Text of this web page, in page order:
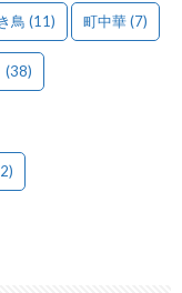
鳥 (11) 町中華(7)
(38)